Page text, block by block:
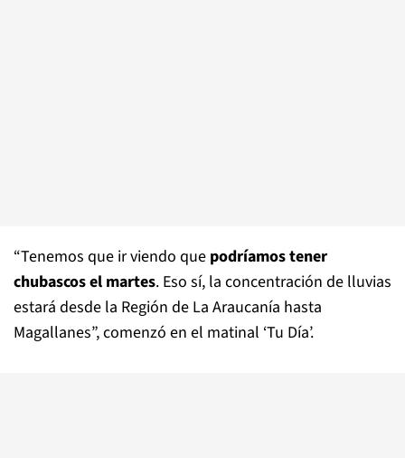
“Tenemos que ir viendo que podríamos tener
chubascos el martes. Eso sí, la concentración de lluvias
estará desde la Región de La Araucanía hasta
Magallanes”, comenzó en el matinal ‘Tu Día’.